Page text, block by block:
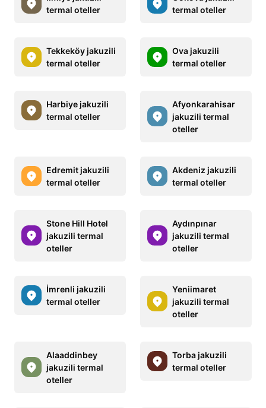
termal oteller
termal oteller
Tekkeköy jakuzili
termal oteller
Ova jakuzili
termal oteller
Harbiye jakuzili
termal oteller
Afyonkarahisar
jakuzili termal
oteller
Edremit jakuzili
termal oteller
Akdeniz jakuzili
termal oteller
Stone Hill Hotel
jakuzili termal
oteller
Aydınpınar
jakuzili termal
oteller
İmrenli jakuzili
termal oteller
Yeniimaret
jakuzili termal
oteller
Alaaddinbey
jakuzili termal
oteller
Torba jakuzili
termal oteller